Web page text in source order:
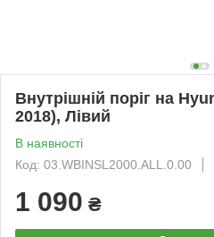
Внутрішній поріг на
2018), Лівий
В наявності
Код: 03.WBINSL2000.ALL.0.00
1 090 ₴